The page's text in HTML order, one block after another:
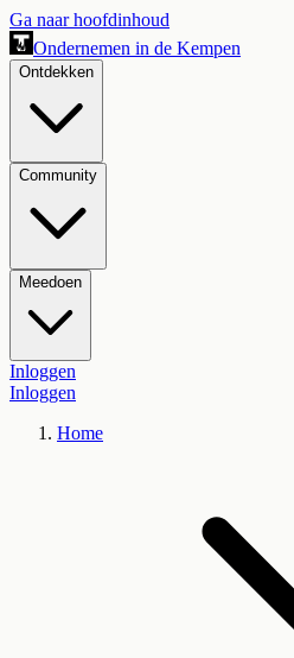
Ga naar hoofdinhoud
Ondernemen in de Kempen
Ontdekken
Community
Meedoen
Inloggen
Inloggen
Home